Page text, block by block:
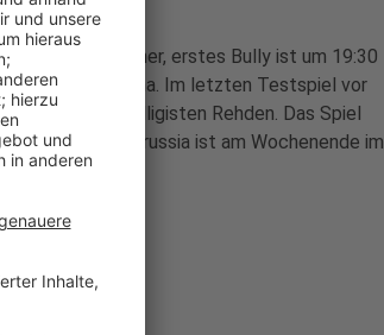
drei Punkte her, erstes Bully ist um 19:30
die Fortuna. Im letzten Testspiel vor
den Regionalligisten Rehden. Das Spiel
auch die Borussia ist am Wochenende im